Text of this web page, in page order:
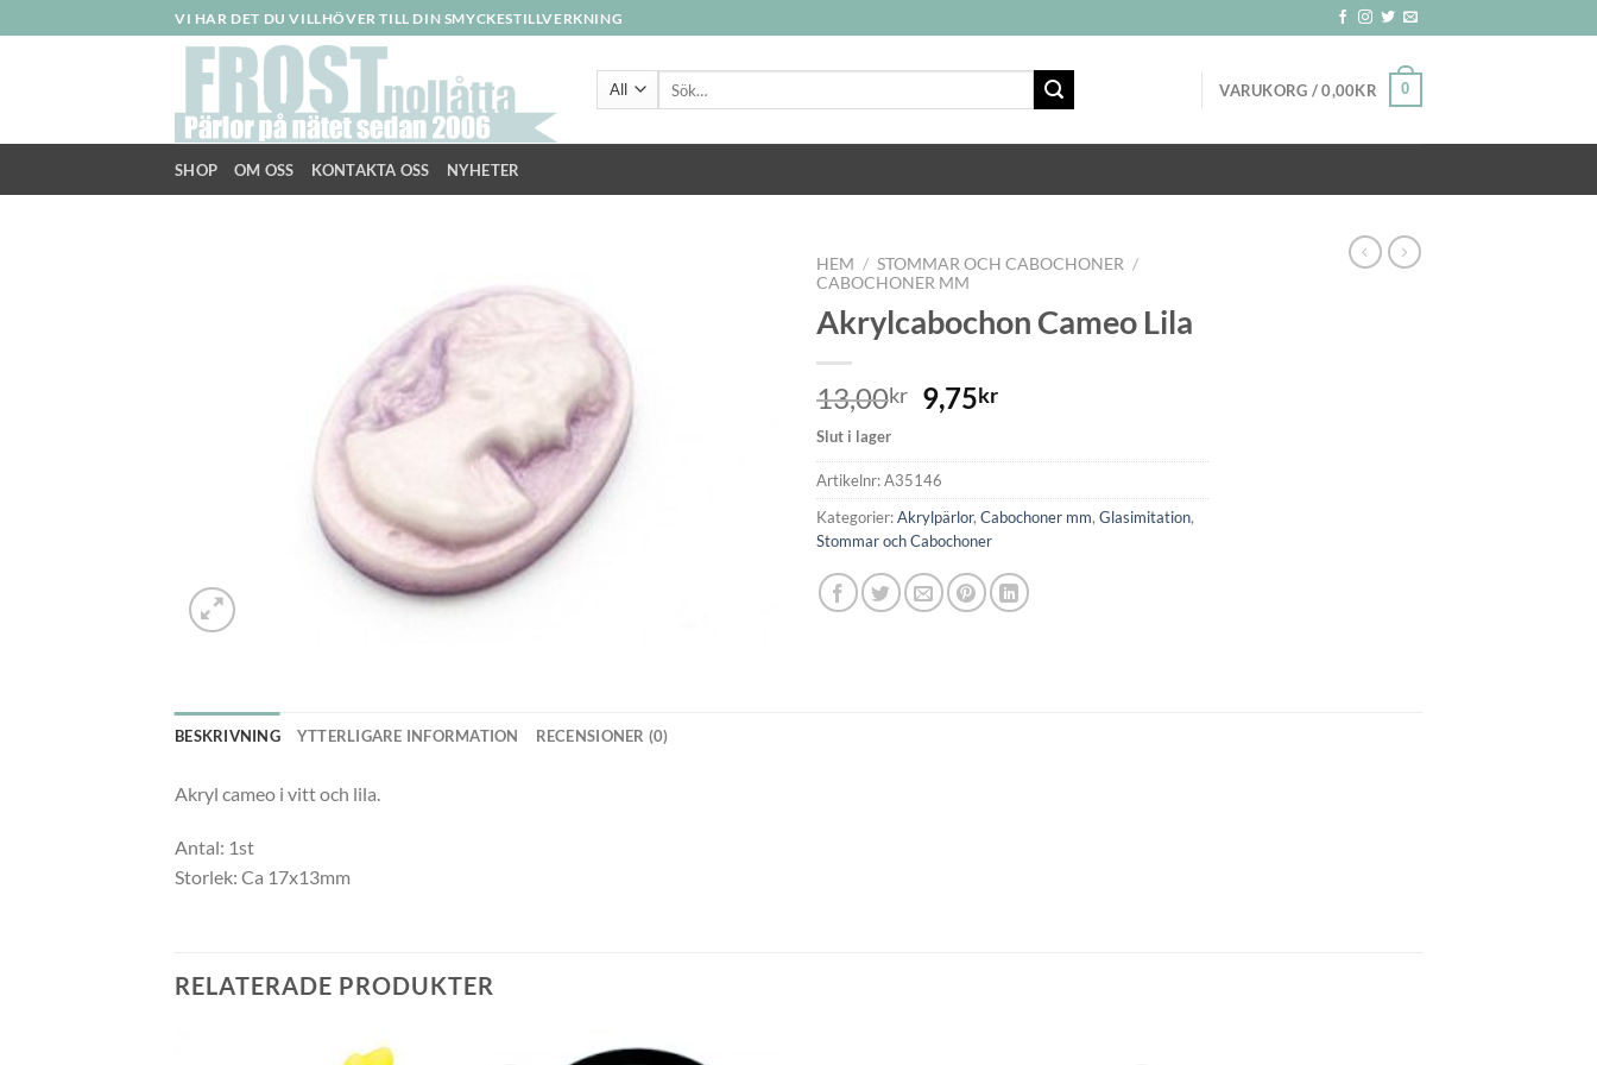
to
VI HAR DET DU VILLHÖVER TILL DIN SMYCKESTILLVERKNING
VARUKORG /0,00KR 0
SHOP OM OSS KONTAKTA OSS NYHETER
HEM / STOMMAR OCH CABOCHONER /
CABOCHONER MM
Akrylcabochon Cameo Lila
13,00kr 9,75kr
Slut i lager
Artikelnr:A35146
Kategorier:Akrylpärlor, Cabochoner mm, Glasimitation,
Stommar och Cabochoner
BESKRIVNING YTTERLIGARE INFORMATION RECENSIONER (0)
Akryl cameo i vitt och lila.
Antal: 1st
Storlek: Ca 17x13mm
RELATERADE PRODUKTER